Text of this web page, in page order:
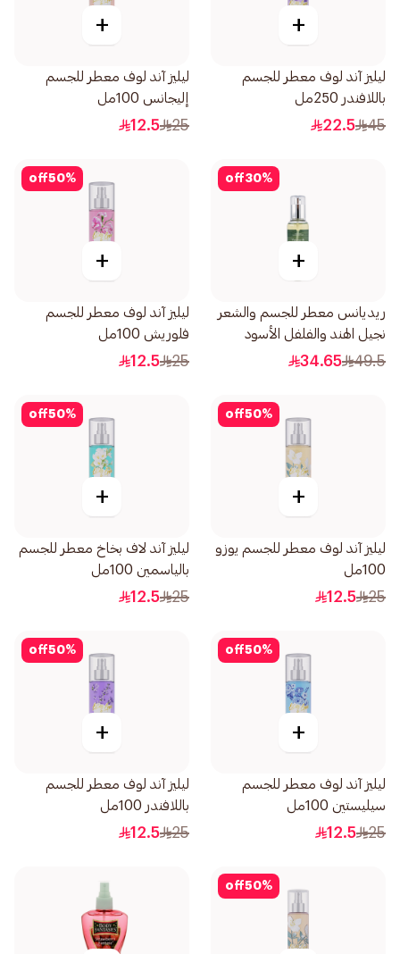
+
ليليز آند لوف معطر للجسم
باللافندر 250مل
45
22.5
+
ليليز آند لوف معطر للجسم
إليجانس 100مل
25
12.5
30%
off
+
ريديانس معطر للجسم والشعر
نجيل الهند والفلفل الأسود
150مل
49.5
34.65
50%
off
+
ليليز آند لوف معطر للجسم
فلوريش 100مل
25
12.5
50%
off
+
ليليز آند لوف معطر للجسم يوزو
100مل
25
12.5
50%
off
+
ليليز آند لاف بخاخ معطر للجسم
بالياسمين 100مل
25
12.5
50%
off
+
ليليز آند لوف معطر للجسم
سيليستين 100مل
25
12.5
50%
off
+
ليليز آند لوف معطر للجسم
باللافندر 100مل
25
12.5
50%
off